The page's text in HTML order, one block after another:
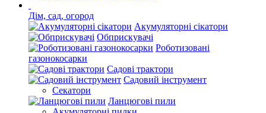
Дім, сад, огород
Акумуляторні сікатори
Обприскувачі
Роботизовані
газонокосарки
Садові трактори
Садовий інструмент
Секатори
Ланцюгові пили